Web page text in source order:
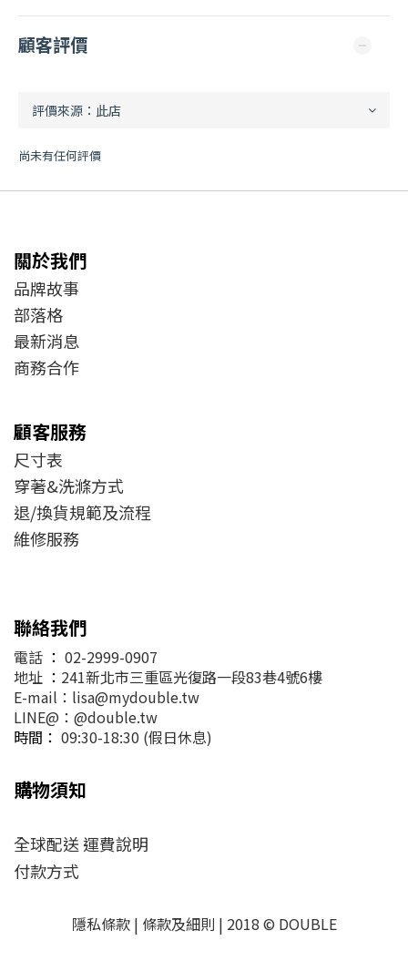
顧客評價
尚未有任何評價
關於我們
品牌故事
部落格
最新消息
商務合作
顧客服務
尺寸表
穿著&洗滌方式
退/換貨規範及流程
維修服務
聯絡我們
電話 ： 02-2999-0907
地址 ： 241新北市三重區光復路一段83巷4號6樓
E-mail：lisa@mydouble.tw
LINE@：@double.tw
時間： 09:30-18:30 (假日休息)
購物須知
全球配送 運費說明
付款方式
隱私條款 | 條款及細則 | 2018 © DOUBLE